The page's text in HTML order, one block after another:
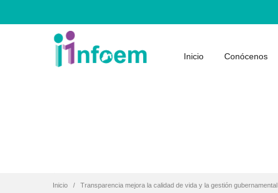
Inicio Conócenos
Inicio Transparencia mejora la calidad de vida y la gestión gubernamental